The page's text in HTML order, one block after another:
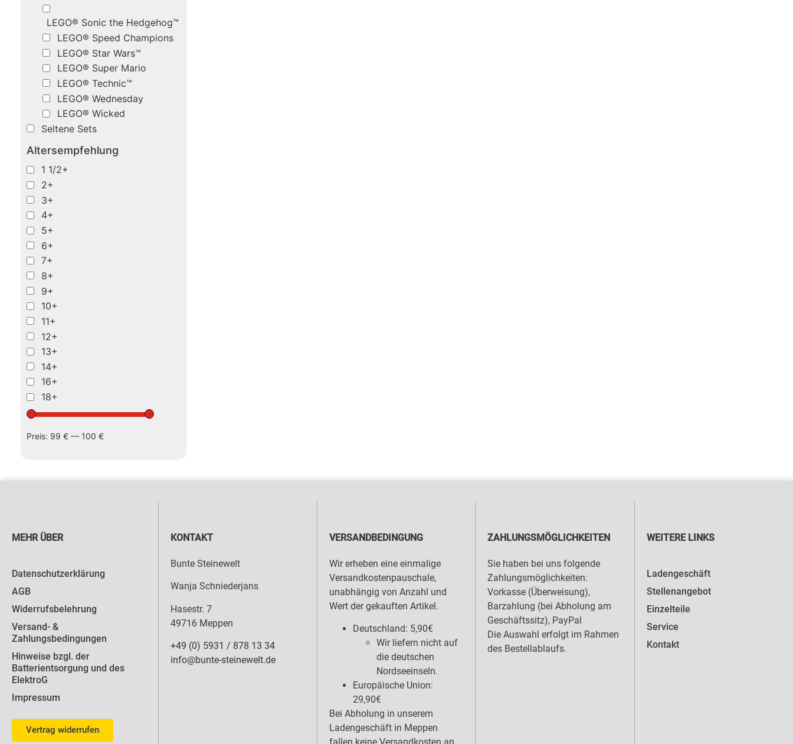
LEGO® Sonic the Hedgehog™
LEGO® Speed Champions
LEGO® Star Wars™
LEGO® Super Mario
LEGO® Technic™
LEGO® Wednesday
LEGO® Wicked
Seltene Sets
Altersempfehlung
1 1/2+
2+
3+
4+
5+
6+
7+
8+
9+
10+
11+
12+
13+
14+
16+
18+
Preis: 99 € — 100 €
MEHR ÜBER
Datenschutzerklärung
AGB
Widerrufsbelehrung
Versand- &
Zahlungsbedingungen
Hinweise bzgl. der
Batterientsorgung und des
ElektroG
Impressum
Vertrag widerrufen
KONTAKT
Bunte Steinewelt
Wanja Schniederjans
Hasestr. 7
49716 Meppen
+49 (0) 5931 / 878 13 34
info@bunte-steinewelt.de
VERSANDBEDINGUNG
Wir erheben eine einmalige
Versandkostenpauschale,
unabhängig von Anzahl und
Wert der gekauften Artikel.
Deutschland: 5,90€
Wir liefern nicht auf
die deutschen
Nordseeinseln.
Europäische Union:
29,90€
Bei Abholung in unserem
Ladengeschäft in Meppen
ZAHLUNGSMÖGLICHKEITEN
Sie haben bei uns folgende
Zahlungsmöglichkeiten:
Vorkasse (Überweisung),
Barzahlung (bei Abholung am
Geschäftssitz), PayPal
Die Auswahl erfolgt im Rahmen
des Bestellablaufs.
WEITERE LINKS
Ladengeschäft
Stellenangebot
Einzelteile
Service
Kontakt